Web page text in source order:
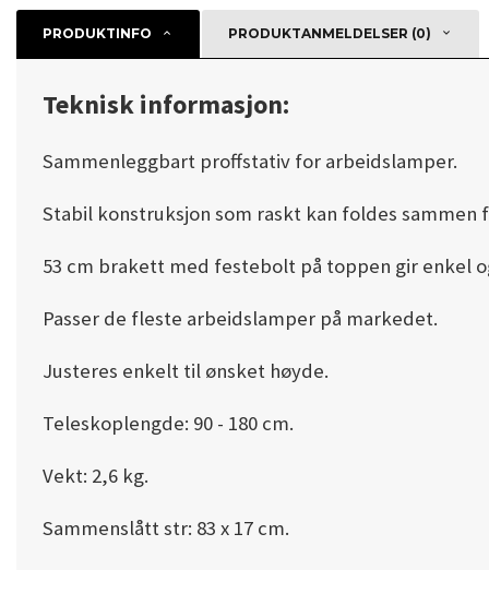
PRODUKTINFO PRODUKTANMELDELSER (0)
Teknisk informasjon:
Sammenleggbart proffstativ for arbeidslamper.
Stabil konstruksjon som raskt kan foldes sammen
53 cm brakett med festebolt på toppen gir enkel
Passer de fleste arbeidslamper på markedet.
Justeres enkelt til ønsket høyde.
Teleskoplengde: 90 - 180 cm.
Vekt: 2,6 kg.
Sammenslått str: 83 x 17 cm.